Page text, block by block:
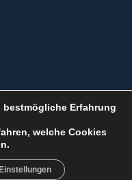
bestmögliche Erfahrung
welche Cookies
Einstellungen